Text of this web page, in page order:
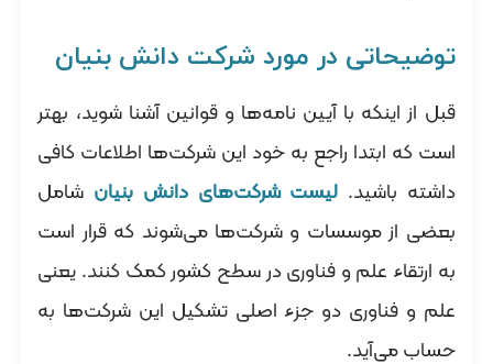
توضیحاتی در مورد شرکت دانش بنیان
قبل از اینکه با آیین نامه‌ها و قوانین آشنا شوید، بهتر
است که ابتدا راجع به خود این شرکت‌ها اطلاعات کافی
داشته باشید. لیست شرکت‌های دانش بنیان شامل
بعضی از موسسات و شرکت‌ها می‌شوند که قرار است
به ارتقاء علم و فناوری در سطح کشور کمک کنند. یعنی
علم و فناوری دو جزء اصلی تشکیل این شرکت‌ها به
حساب می‌آید.